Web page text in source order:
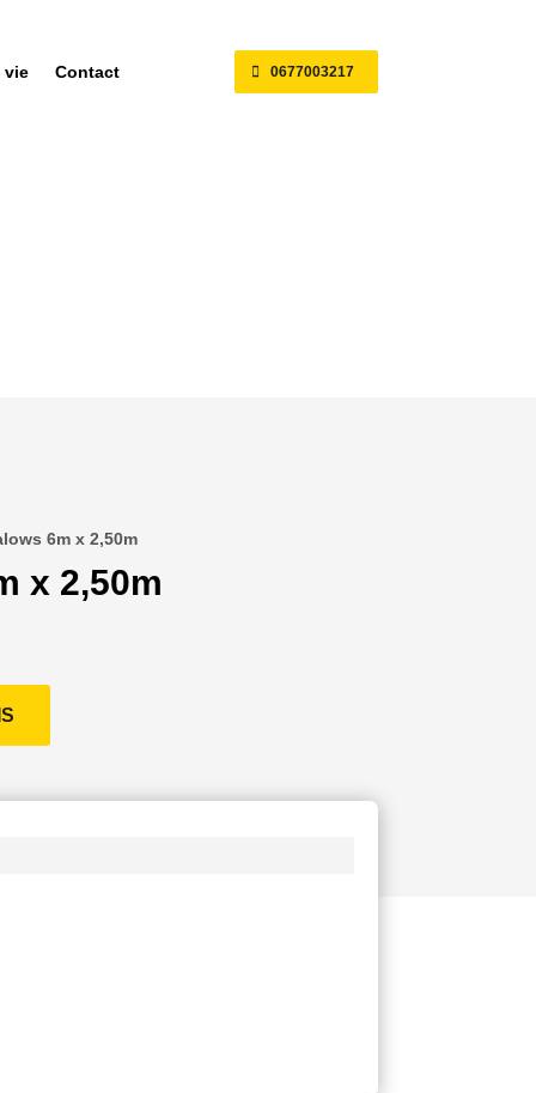
vie Contact 0677003217
6m x 2,50m
x 2,50m